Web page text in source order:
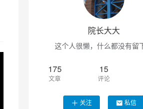
院长大大
这个人很懒，什么都没有留
175
文章
15
评论
关注 私信